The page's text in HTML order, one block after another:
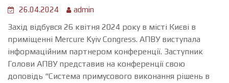
26.04.2024 admin
Захід відбувся 26 квітня 2024 року в місті Києві в
приміщенні Mercure Kyiv Congress. АПВУ виступала
інформаційним партнером конференції. Заступник
Голови АПВУ представив на конференції свою
доповідь “Система примусового виконання рішень в